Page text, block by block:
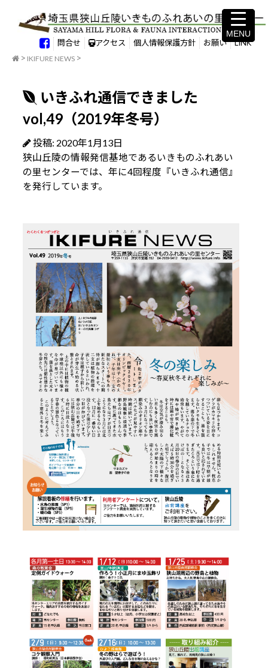
問合せ アクセス 個人情報保護方針 お願い LINK
IKIFURE NEWS
いきふれ通信できました
vol,49（2019年冬号）
投稿: 2020年1月13日
狭山丘陵の情報発信基地であるいきものふれあい
の里センターでは、年に4回程度『いきふれ通信』
を発行しています。
MENU
MENU